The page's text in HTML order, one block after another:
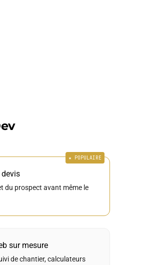
du prospect avant même le
sur mesure
de chantier, calculateurs